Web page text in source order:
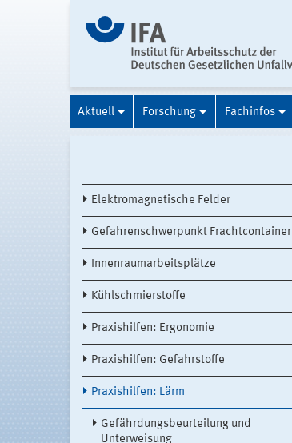
Aktuell Forschung Fachinfos
Elektromagnetische Felder
Gefahrenschwerpunkt Frachtcontainer
Innenraumarbeitsplätze
Kühlschmierstoffe
Praxishilfen: Ergonomie
Praxishilfen: Gefahrstoffe
Praxishilfen: Lärm
Gefährdungsbeurteilung und
Unterweisung